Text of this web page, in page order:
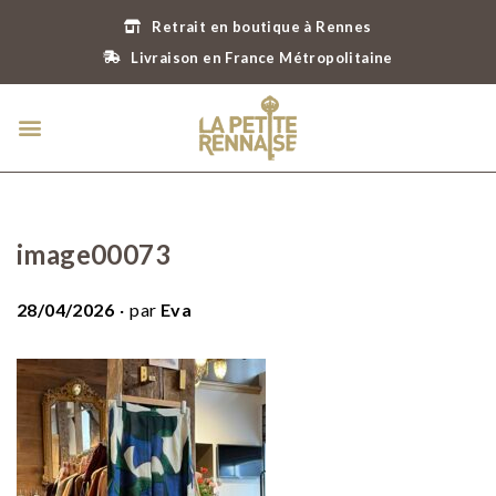
Retrait en boutique à Rennes
Livraison en France Métropolitaine
image00073
P
b
é
28/04/2026 par Eva